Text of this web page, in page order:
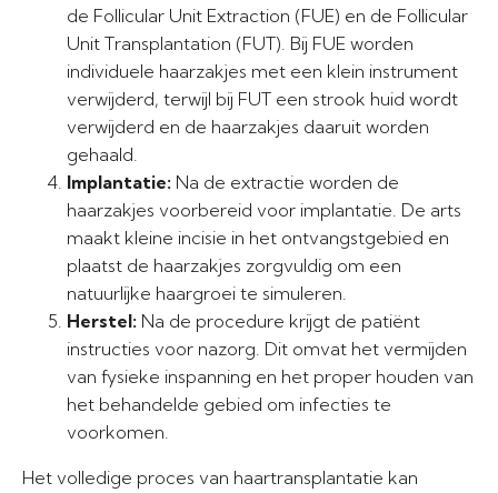
de Follicular Unit Extraction (FUE) en de Follicular
Unit Transplantation (FUT). Bij FUE worden
individuele haarzakjes met een klein instrument
verwijderd, terwijl bij FUT een strook huid wordt
verwijderd en de haarzakjes daaruit worden
gehaald.
Implantatie: Na de extractie worden de
haarzakjes voorbereid voor implantatie. De arts
maakt kleine incisie in het ontvangstgebied en
plaatst de haarzakjes zorgvuldig om een
natuurlijke haargroei te simuleren.
Herstel: Na de procedure krijgt de patiënt
instructies voor nazorg. Dit omvat het vermijden
van fysieke inspanning en het proper houden van
het behandelde gebied om infecties te
voorkomen.
Het volledige proces van haartransplantatie kan